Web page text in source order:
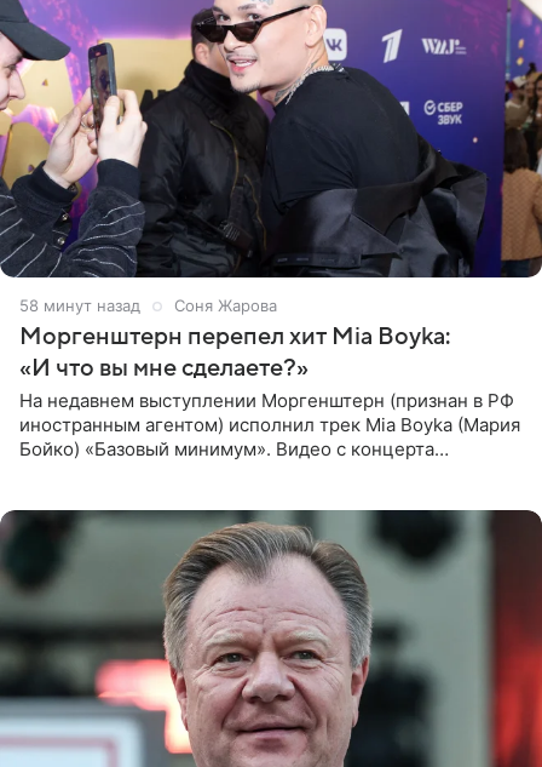
58 минут назад Соня Жарова
Моргенштерн перепел хит Mia Boyka:
«И что вы мне сделаете?»
На недавнем выступлении Моргенштерн (признан в РФ
иностранным агентом) исполнил трек Mia Boyka (Мария
Бойко) «Базовый минимум». Видео с концерта